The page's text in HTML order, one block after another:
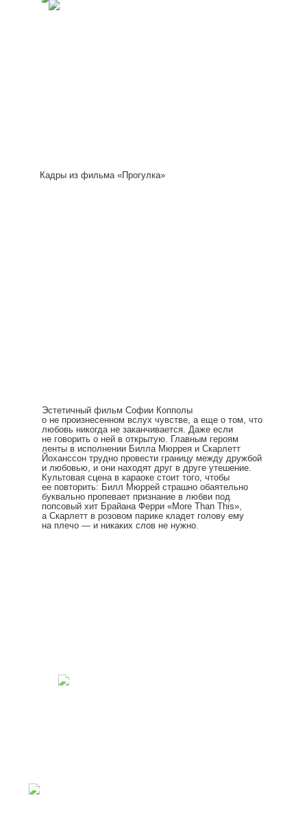
Кадры из фильма «Прогулка»
Эстетичный фильм Софии Копполы
о не произнесенном вслух чувстве, а еще о том, что
любовь никогда не заканчивается. Даже если
не говорить о ней в открытую. Главным героям
ленты в исполнении Билла Мюррея и Скарлетт
Йоханссон трудно провести границу между дружбой
и любовью, и они находят друг в друге утешение.
Культовая сцена в караоке стоит того, чтобы
ее повторить: Билл Мюррей страшно обаятельно
буквально пропевает признание в любви под
попсовый хит Брайана Ферри «More Than This»,
а Скарлетт в розовом парике кладет голову ему
на плечо — и никаких слов не нужно.